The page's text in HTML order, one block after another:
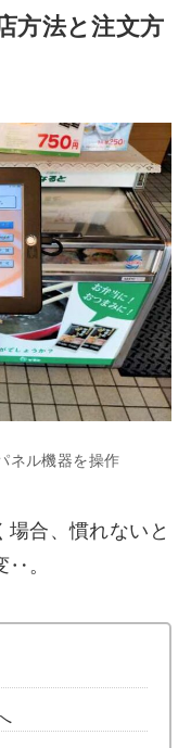
方法と注文方
ネル機器を操作
場合、慣れないと
‥。